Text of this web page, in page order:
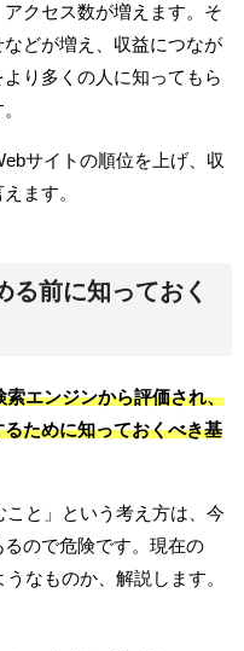
クセス数が増えます。そ
どが増え、収益につなが
り多くの人に知ってもら
サイトの順位を上げ、収
ます。
る前に知っておく
索エンジンから評価され、
ために知っておくべき基
こと」という考え方は、今
ので危険です。現在の
なものか、解説します。